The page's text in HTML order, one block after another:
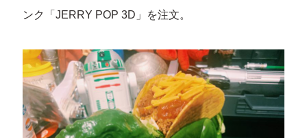
ンク「JERRY POP 3D」を注文。